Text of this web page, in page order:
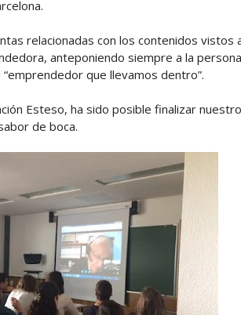
relacionadas con los contenidos vistos
anteponiendo siempre a la
que llevamos dentro”.
Esteso, ha sido posible finalizar
de boca.